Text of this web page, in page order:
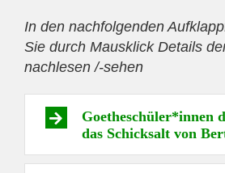
In den nachfolgenden
Sie durch Mausklick Details
nachlesen /-sehen
Goetheschüler*innen
das Schicksalt von